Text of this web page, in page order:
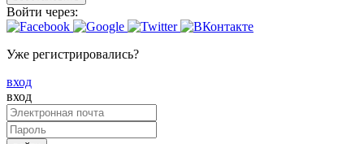
Войти через:
Уже регистрировались?
вход
вход